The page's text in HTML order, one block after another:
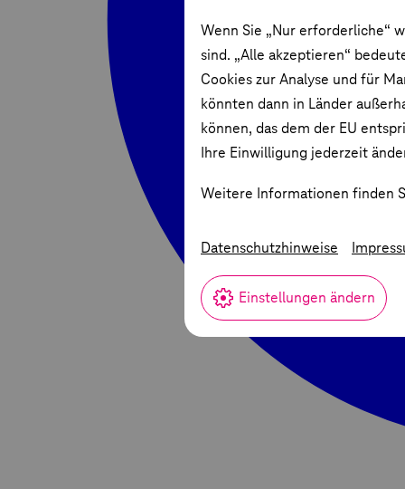
Wenn Sie „Nur erforderliche“
sind. „Alle akzeptieren“
Cookies zur Analyse und für
könnten dann in Länder
können, das dem der EU
Ihre Einwilligung jederzeit
Weitere Informationen finden
Datenschutzhinweise
Einstellungen ändern